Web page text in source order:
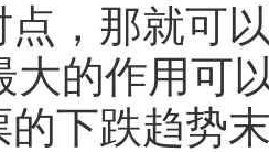
点，那就
大的作用可
的下跌趋势